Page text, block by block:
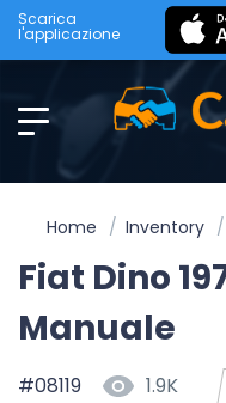
Scarica
l'applicazione
Home Inventory
Fiat Dino
Manuale
#08119 1.9K